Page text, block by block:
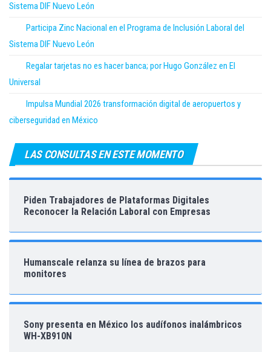
Sistema DIF Nuevo León
Participa Zinc Nacional en el Programa de Inclusión Laboral del
Sistema DIF Nuevo León
Regalar tarjetas no es hacer banca; por Hugo González en El
Universal
Impulsa Mundial 2026 transformación digital de aeropuertos y
ciberseguridad en México
LAS CONSULTAS EN ESTE MOMENTO
Piden Trabajadores de Plataformas Digitales
Reconocer la Relación Laboral con Empresas
Humanscale relanza su línea de brazos para
monitores
Sony presenta en México los audífonos inalámbricos
WH-XB910N